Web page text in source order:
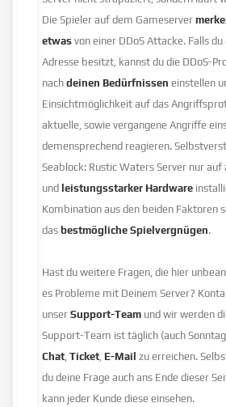
Die Spieler auf dem Gameserver
etwas von einer DDoS Attacke. Falls du
Adresse besitzt, kannst du die DDoS-
nachdeinen Bedürfnisseneinstellen
Einsichtmöglichkeit auf das
aktuelle, sowie vergangene Angriffe
demensprechend reagieren.
Seablock: Rustic Waters Server nur
und leistungsstarker Hardware
Kombination aus den beiden Faktoren
dasbestmögliche Spielvergnügen.
Hast du weitere Fragen, die hier
es Probleme mit Deinem Server?
unserSupport-Team und wir werden
Support-Team ist täglich (auch
Chat ,Ticket E-Mail zu erreichen.
du deine Frage auch ans Ende dieser
kann jeder Kunde diese einsehen.